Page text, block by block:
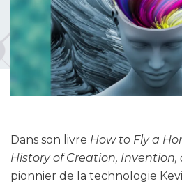
Dans son livre How to Fly a
History of Creation, Invention,
pionnier de la technologie